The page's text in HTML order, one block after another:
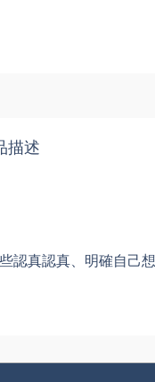
描述
真認真、明確自己